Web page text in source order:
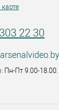
22 30
Пн-Пт 9.00-